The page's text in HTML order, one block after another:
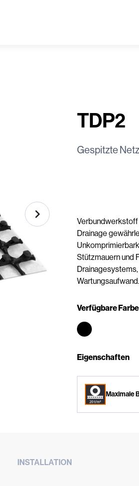
TDP2
Gespitzte
Verbundwerkstoff
Drainage
Stützmauern und
Wartungsaufwand.
Verfügbare
Eigenschaften
Maximale
INSTALLATION